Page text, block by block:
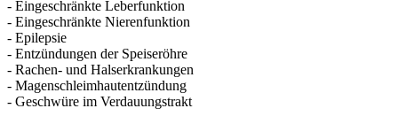
- Eingeschränkte Leberfunktion
- Eingeschränkte Nierenfunktion
- Epilepsie
- Entzündungen der Speiseröhre
- Rachen- und Halserkrankungen
- Magenschleimhautentzündung
- Geschwüre im Verdauungstrakt